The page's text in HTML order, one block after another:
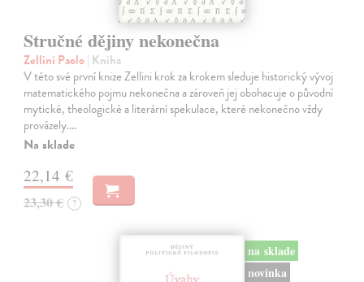
Stručné dějiny nekonečna
Zellini Paolo| Kniha
V této své první knize Zellini krok za krokem sleduje historický vývoj
matematického pojmu nekonečna a zároveň jej obohacuje o původní
mytické, theologické a literární spekulace, které nekonečno vždy
provázely.…
Na sklade
22,14 €
23,30 € ?
na sklade
novinka